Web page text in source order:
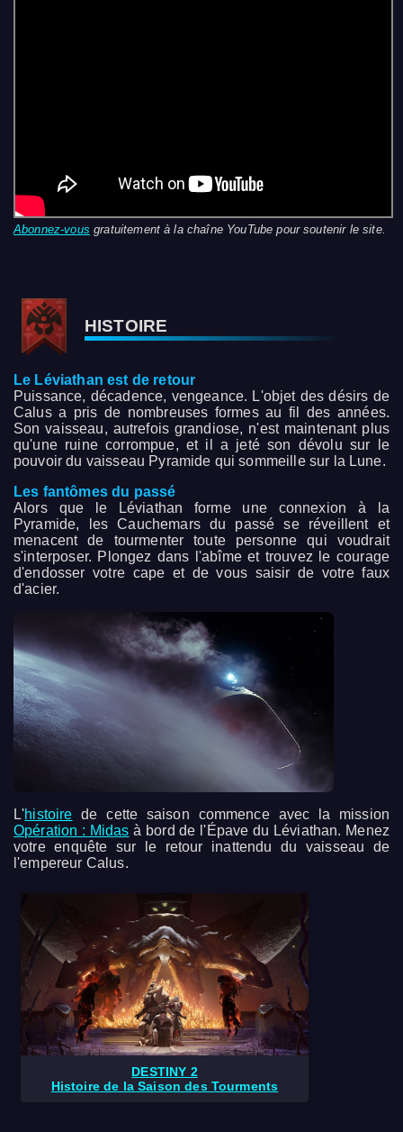
Abonnez-vous gratuitement à la chaîne YouTube pour soutenir le site.
HISTOIRE
Le Léviathan est de retour
Puissance, décadence, vengeance. L'objet des désirs de
Calus a pris de nombreuses formes au fil des années.
Son vaisseau, autrefois grandiose, n'est maintenant plus
qu'une ruine corrompue, et il a jeté son dévolu sur le
pouvoir du vaisseau Pyramide qui sommeille sur la Lune.
Les fantômes du passé
Alors que le Léviathan forme une connexion à la
Pyramide, les Cauchemars du passé se réveillent et
menacent de tourmenter toute personne qui voudrait
s'interposer. Plongez dans l'abîme et trouvez le courage
d'endosser votre cape et de vous saisir de votre faux
d'acier.
L'histoire de cette saison commence avec la mission
Opération : Midas à bord de l'Épave du Léviathan. Menez
votre enquête sur le retour inattendu du vaisseau de
l'empereur Calus.
DESTINY 2
Histoire de la Saison des Tourments